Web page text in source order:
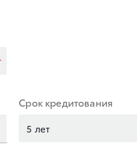
Срок кредитования
5 лет